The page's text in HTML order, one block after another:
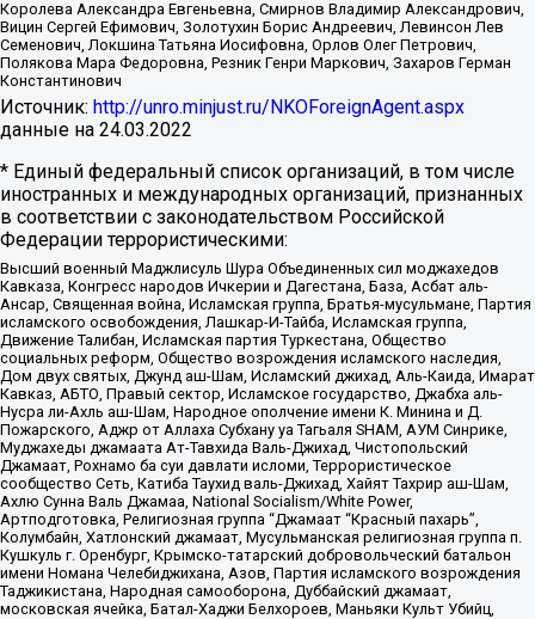
Королева Александра Евгеньевна, Смирнов Владимир Александрович,
Вицин Сергей Ефимович, Золотухин Борис Андреевич, Левинсон Лев
Семенович, Локшина Татьяна Иосифовна, Орлов Олег Петрович,
Полякова Мара Федоровна, Резник Генри Маркович, Захаров Герман
Константинович
Источник: http://unro.minjust.ru/NKOForeignAgent.aspx
данные на 24.03.2022
* Единый федеральный список организаций, в том числе
иностранных и международных организаций, признанных
в соответствии с законодательством Российской
Федерации террористическими:
Высший военный Маджлисуль Шура Объединенных сил моджахедов
Кавказа, Конгресс народов Ичкерии и Дагестана, База, Асбат аль-
Ансар, Священная война, Исламская группа, Братья-мусульмане, Партия
исламского освобождения, Лашкар-И-Тайба, Исламская группа,
Движение Талибан, Исламская партия Туркестана, Общество
социальных реформ, Общество возрождения исламского наследия,
Дом двух святых, Джунд аш-Шам, Исламский джихад, Аль-Каида, Имарат
Кавказ, АБТО, Правый сектор, Исламское государство, Джабха аль-
Нусра ли-Ахль аш-Шам, Народное ополчение имени К. Минина и Д.
Пожарского, Аджр от Аллаха Субхану уа Тагьаля SHAM, АУМ Синрике,
Муджахеды джамаата Ат-Тавхида Валь-Джихад, Чистопольский
Джамаат, Рохнамо ба суи давлати исломи, Террористическое
сообщество Сеть, Катиба Таухид валь-Джихад, Хайят Тахрир аш-Шам,
Ахлю Сунна Валь Джамаа, National Socialism/White Power,
Артподготовка, Религиозная группа “Джамаат “Красный пахарь”,
Колумбайн, Хатлонский джамаат, Мусульманская религиозная группа п.
Кушкуль г. Оренбург, Крымско-татарский добровольческий батальон
имени Номана Челебиджихана, Азов, Партия исламского возрождения
Таджикистана, Народная самооборона, Дуббайский джамаат,
московская ячейка, Батал-Хаджи Белхороев, Маньяки Культ Убийц,